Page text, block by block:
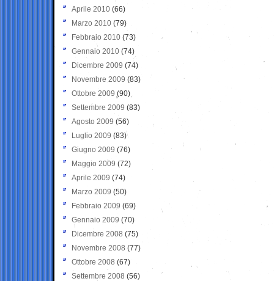
Aprile 2010 (66)
Marzo 2010 (79)
Febbraio 2010 (73)
Gennaio 2010 (74)
Dicembre 2009 (74)
Novembre 2009 (83)
Ottobre 2009 (90)
Settembre 2009 (83)
Agosto 2009 (56)
Luglio 2009 (83)
Giugno 2009 (76)
Maggio 2009 (72)
Aprile 2009 (74)
Marzo 2009 (50)
Febbraio 2009 (69)
Gennaio 2009 (70)
Dicembre 2008 (75)
Novembre 2008 (77)
Ottobre 2008 (67)
Settembre 2008 (56)